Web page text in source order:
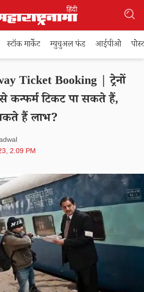
स्टॉक मार्केट म्युचुअल फंड आईपीओ
Ticket Booking | ट्रेनों
कन्फर्म टिकट पा सकते हैं,
हैं लाभ?
2.09 PM